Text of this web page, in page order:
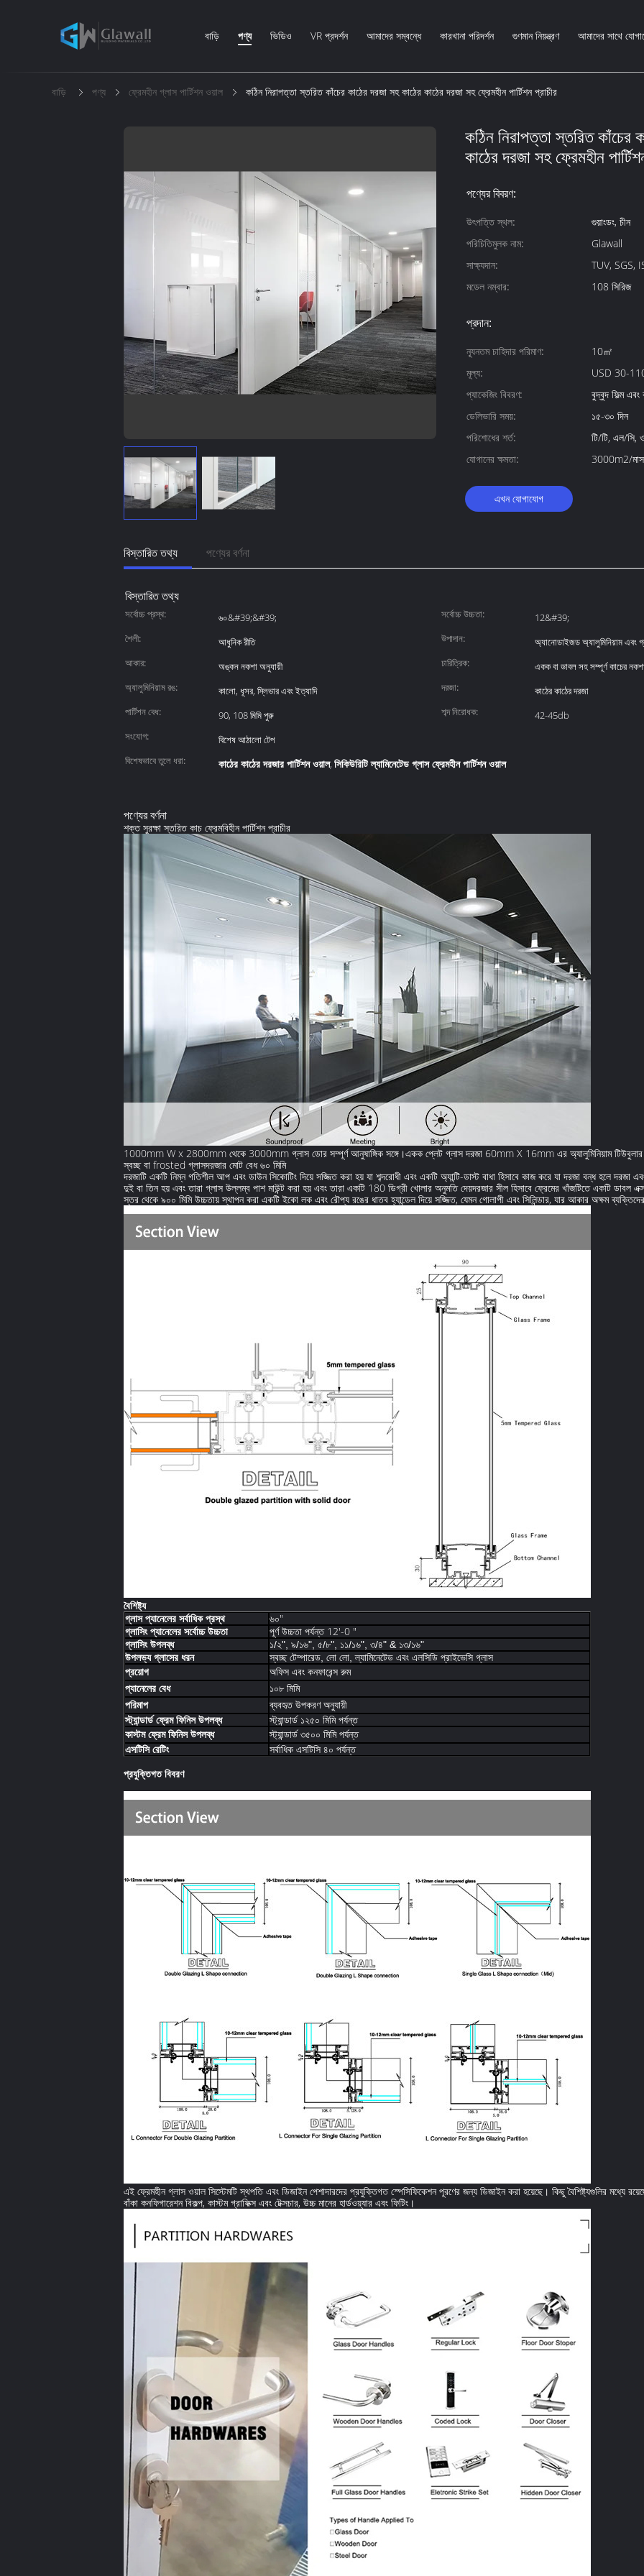
বাড়ি পণ্য ভিডিও VR প্রদর্শন আমাদের সম্বন্ধে কারখানা পরিদর্শন গুণমান নিয়ন্ত্রণ আমাদের সাথে
বাড়ি পণ্য ফ্রেমহীন গ্লাস পার্টিশন ওয়াল কঠিন নিরাপত্তা স্তরিত কাঁচের কাঠের দরজা সহ কাঠের কাঠের দরজা সহ ফ্রেমহীন পার্টিশন প্রাচীর
কঠিন নিরাপত্তা স্তরিত কাঁচের
কাঠের দরজা সহ ফ্রেমহীন
পণ্যের বিবরণ:
উৎপত্তি স্থল:
গুয়াংডং, চীন
পরিচিতিমুলক নাম:
Glawall
সাক্ষ্যদান:
TUV, SGS,
মডেল নম্বার:
108 সিরিজ
প্রদান:
ন্যূনতম চাহিদার পরিমাণ:
10㎡
মূল্য:
USD 30-
প্যাকেজিং বিবরণ:
বুদ্বুদ ফিল্ম
ডেলিভারি সময়:
১৫-৩০ দিন
পরিশোধের শর্ত:
টি/টি, এল/সি,
যোগানের ক্ষমতা:
3000m2/মাস
এখন যোগাযোগ
বিস্তারিত তথ্য পণ্যের বর্ণনা
বিস্তারিত তথ্য
সর্বোচ্চ প্রস্থ: ৬০&#39;&#39; সর্বোচ্চ উচ্চতা:
12&#39;
শৈলী:
আধুনিক রীতি উপাদান:
অ্যানোডাইজড অ্যালুমিনিয়াম এবং
আকার:
অঙ্কন নকশা অনুযায়ী চারিত্রিক:
একক বা ডাবল সহ সম্পূর্ণ কাচের
অ্যালুমিনিয়াম রঙ:
কালো, ধূসর, স্লিভার এবং ইত্যাদি দরজা:
কাঠের কাঠের দরজা
পার্টিশন বেধ:
90, 108 মিমি পুরু শব্দ নিরোধক:
42-45db
সংযোগ:
বিশেষ আঠালো টেপ
বিশেষভাবে তুলে ধরা:
কাঠের কাঠের দরজার পার্টিশন ওয়াল, সিকিউরিটি ল্যামিনেটেড গ্লাস ফ্রেমহীন পার্টিশন ওয়াল
পণ্যের বর্ণনা
শক্ত সুরক্ষা স্তরিত কাচ ফ্রেমবিহীন পার্টিশন প্রাচীর
1000mm W x 2800mm থেকে 3000mm গ্লাস ডোর সম্পূর্ণ আনুষাঙ্গিক সঙ্গে।একক প্লেট গ্লাস দরজা 60mm X 16mm এর অ্যালুমিনিয়াম টিউবুলার
স্বচ্ছ বা frosted গ্লাসদরজার মোট বেধ ৬০ মিমি
দরজাটি একটি নিম্ন গতিশীল আপ এবং ডাউন সিকোটিং দিয়ে সজ্জিত করা হয় যা শব্দরোধী এবং একটি অ্যান্টি-ডাস্ট বাধা হিসাবে কাজ করে যা দরজা বন্ধ হলে
দুই বা তিন হয় এবং তারা গ্লাস উল্লম্ব পাশ মাউন্ট করা হয় এবং তারা একটি 180 ডিগ্রী খোলার অনুমতি দেয়দরজার সীল হিসাবে ফ্রেমের খাঁজটিতে একটি ডাবল
স্তর থেকে ৯০০ মিমি উচ্চতায় স্থাপন করা একটি ইকো লক এবং রৌপ্য রঙের ধাতব হ্যান্ডেল দিয়ে সজ্জিত, যেমন গোলাপী এবং সিলিন্ডার, যার আকার অক্ষম
বৈশিষ্ট্য
গ্লাস প্যানেলের সর্বাধিক প্রস্থ
৬০"
গ্লাসিং প্যানেলের সর্বোচ্চ উচ্চতা
পূর্ণ উচ্চতা পর্যন্ত 12'-0 "
গ্লাসিং উপলব্ধ
১/২", ৯/১৬", ৫/৮", ১১/১৬", ৩/৪" & ১৩/১৬"
উপলভ্য গ্লাসের ধরন
স্বচ্ছ টেম্পারেড, লো লো, ল্যামিনেটেড এবং এলসিডি প্রাইভেসি গ্লাস
প্রয়োগ
অফিস এবং কনফারেন্স রুম
প্যানেলের বেধ
১০৮ মিমি
পরিমাপ
ব্যবহৃত উপকরণ অনুযায়ী
স্ট্যান্ডার্ড ফ্রেম ফিনিস উপলব্ধ
স্ট্যান্ডার্ড ১২৫০ মিমি পর্যন্ত
কাস্টম ফ্রেম ফিনিস উপলব্ধ
স্ট্যান্ডার্ড ৩৫০০ মিমি পর্যন্ত
এসটিসি রেটিং
সর্বাধিক এসটিসি ৪০ পর্যন্ত
প্রযুক্তিগত বিবরণ
এই ফ্রেমহীন গ্লাস ওয়াল সিস্টেমটি স্থপতি এবং ডিজাইন পেশাদারদের প্রযুক্তিগত স্পেসিফিকেশন পূরণের জন্য ডিজাইন করা হয়েছে। কিছু বৈশিষ্ট্যগুলির মধ্যে
বাঁকা কনফিগারেশন বিকল্প, কাস্টম গ্রাফিক্স এবং টেক্সচার, উচ্চ মানের হার্ডওয়্যার এবং ফিটিং।